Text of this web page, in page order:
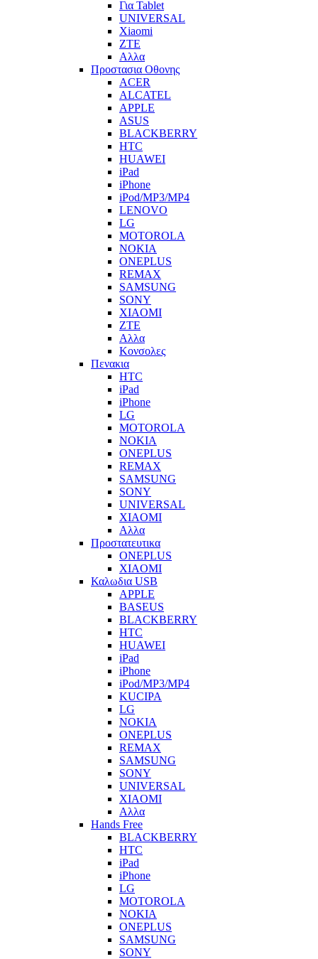
Για Tablet
UNIVERSAL
Xiaomi
ZTE
Αλλα
Προστασια Οθονης
ACER
ALCATEL
APPLE
ASUS
BLACKBERRY
HTC
HUAWEI
iPad
iPhone
iPod/MP3/MP4
LENOVO
LG
MOTOROLA
NOKIA
ONEPLUS
REMAX
SAMSUNG
SONY
XIAOMI
ZTE
Αλλα
Κονσολες
Πενακια
HTC
iPad
iPhone
LG
MOTOROLA
NOKIA
ONEPLUS
REMAX
SAMSUNG
SONY
UNIVERSAL
XIAOMI
Αλλα
Προστατευτικα
ONEPLUS
XIAOMI
Καλωδια USB
APPLE
BASEUS
BLACKBERRY
HTC
HUAWEI
iPad
iPhone
iPod/MP3/MP4
KUCIPA
LG
NOKIA
ONEPLUS
REMAX
SAMSUNG
SONY
UNIVERSAL
XIAOMI
Αλλα
Hands Free
BLACKBERRY
HTC
iPad
iPhone
LG
MOTOROLA
NOKIA
ONEPLUS
SAMSUNG
SONY